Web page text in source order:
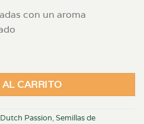
con un aroma
CARRITO
Dutch Passion,Semillas de